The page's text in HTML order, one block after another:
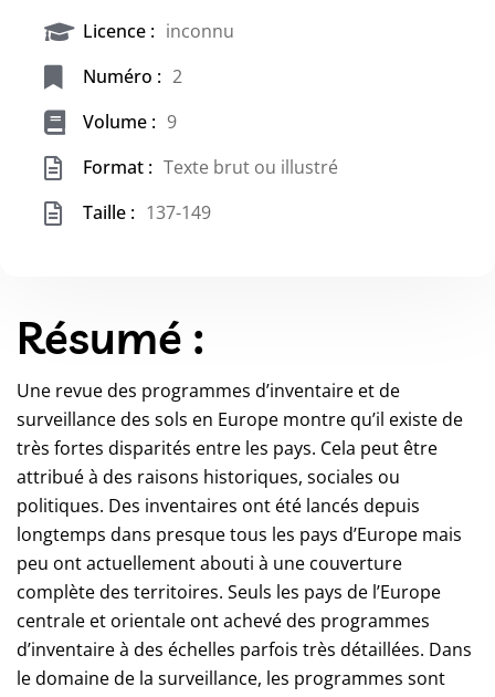
Licence : inconnu
Numéro : 2
Volume : 9
Format : Texte brut ou illustré
Taille : 137-149
Résumé :
Une revue des programmes d’inventaire et de
surveillance des sols en Europe montre qu’il existe de
très fortes disparités entre les pays. Cela peut être
attribué à des raisons historiques, sociales ou
politiques. Des inventaires ont été lancés depuis
longtemps dans presque tous les pays d’Europe mais
peu ont actuellement abouti à une couverture
complète des territoires. Seuls les pays de l’Europe
centrale et orientale ont achevé des programmes
d’inventaire à des échelles parfois très détaillées. Dans
le domaine de la surveillance, les programmes sont